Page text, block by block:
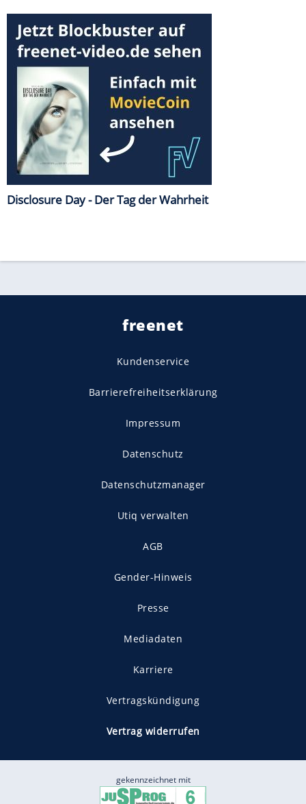
Disclosure Day - Der Tag der Wahrheit
freenet
Kundenservice
Barrierefreiheitserklärung
Impressum
Datenschutz
Datenschutzmanager
Utiq verwalten
AGB
Gender-Hinweis
Presse
Mediadaten
Karriere
Vertragskündigung
Vertrag widerrufen
gekennzeichnet mit